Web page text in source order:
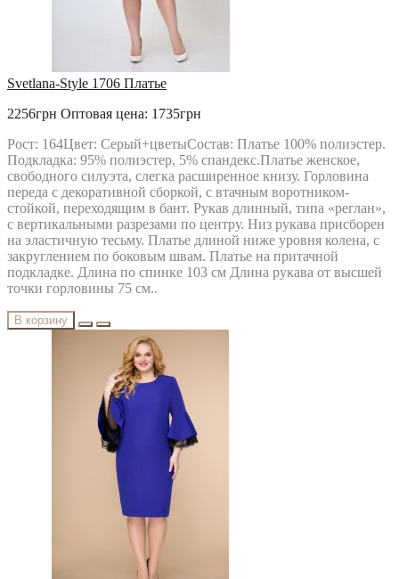
Svetlana-Style 1706 Платье
2256грн Оптовая цена: 1735грн
Рост: 164Цвет: Серый+цветыСостав: Платье 100% полиэстер.
Подкладка: 95% полиэстер, 5% спандекс.Платье женское,
свободного силуэта, слегка расширенное книзу. Горловина
переда с декоративной сборкой, с втачным воротником-
стойкой, переходящим в бант. Рукав длинный, типа «реглан»,
с вертикальными разрезами по центру. Низ рукава присборен
на эластичную тесьму. Платье длиной ниже уровня колена, с
закруглением по боковым швам. Платье на притачной
подкладке. Длина по спинке 103 см Длина рукава от высшей
точки горловины 75 см..
В корзину